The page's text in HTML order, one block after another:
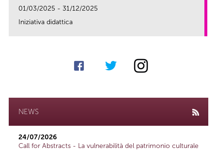
01/03/2025 - 31/12/2025
Iniziativa didattica
NEWS
24/07/2026
Call for Abstracts - La vulnerabilità del patrimonio culturale